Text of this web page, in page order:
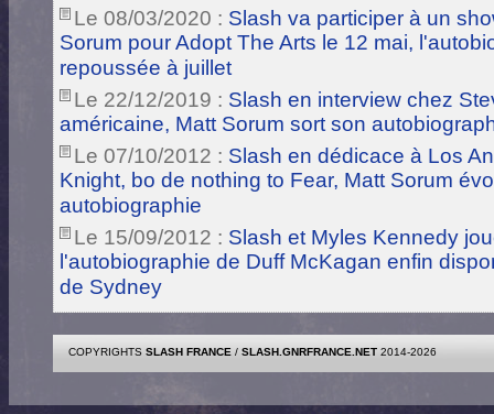
Le 08/03/2020 : Slash va participer à un
Sorum pour Adopt The Arts le 12 mai,
repoussée à juillet
Le 22/12/2019 : Slash en interview chez
américaine, Matt Sorum sort son
Le 07/10/2012 : Slash en dédicace à Los
Knight, bo de nothing to Fear, Matt Sorum
autobiographie
Le 15/09/2012 : Slash et Myles Kennedy
l'autobiographie de Duff McKagan enfin
de Sydney
COPYRIGHTS SLASH FRANCE / SLASH.GNRFRANCE.NET 2014-2026